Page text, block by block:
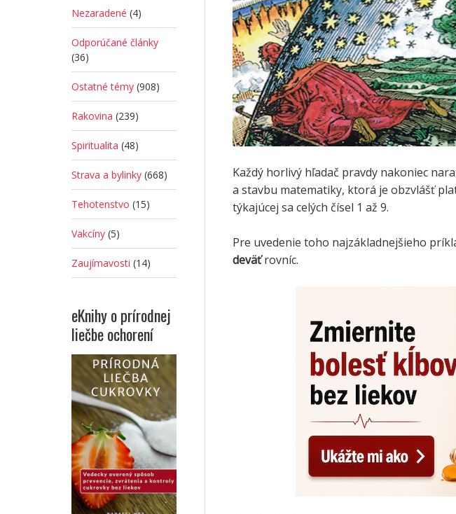
Každý horlivý hľadač pravdy nakoniec
a stavbu matematiky, ktorá je obzvlášť
týkajúcej sa celých čísel 1 až 9.
Pre uvedenie toho najzákladnejšieho
deväťrovníc.
Nezaradené (4)
Odporúčané články
(36)
Ostatné témy (908)
Rakovina (239)
Spiritualita (48)
Strava a bylinky (668)
Tehotenstvo (15)
Vakcíny (5)
Zaujímavosti (14)
eKnihy o prírodnej
liečbe ochorení